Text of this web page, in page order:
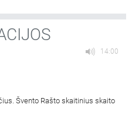
14:00
Švento Rašto skaitinius skaito